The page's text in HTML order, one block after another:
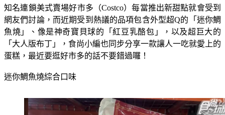
知名連鎖美式賣場好市多（Costco）每當推出新甜點就會受到
網友們討論，而近期受到熱議的品項包含外型超Q的「迷你鯛
魚燒」、像是神奇寶貝球的「紅豆乳酪包」，以及超巨大的
「大人版布丁」，食尚小編也同步分享一款讓人一吃就愛上的
蛋糕，最近要逛好市多的話不要錯過囉！
迷你鯛魚燒綜合口味